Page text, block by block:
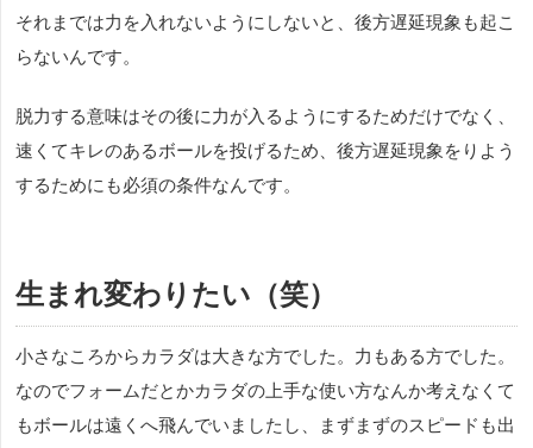
それまでは力を入れないようにしないと、後方遅延現象も起こ
らないんです。
脱力する意味はその後に力が入るようにするためだけでなく、
速くてキレのあるボールを投げるため、後方遅延現象をりよう
するためにも必須の条件なんです。
生まれ変わりたい（笑）
小さなころからカラダは大きな方でした。力もある方でした。
なのでフォームだとかカラダの上手な使い方なんか考えなくて
もボールは遠くへ飛んでいましたし、まずまずのスピードも出